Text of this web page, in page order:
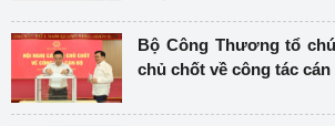
Bộ Công Thương tổ
chủ chốt về công tác cán